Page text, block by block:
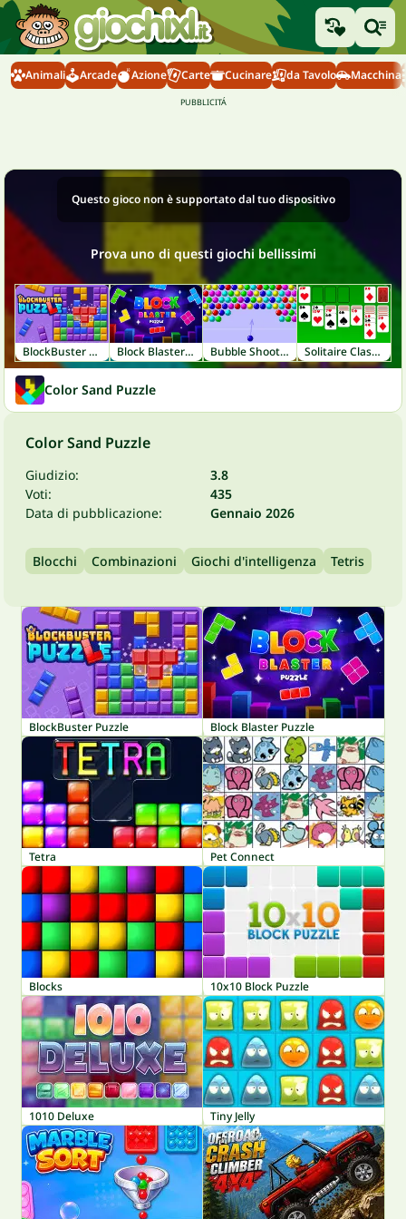
Animali Arcade Azione Carte Cucinare da Tavolo Macchina
Questo gioco non è supportato dal tuo dispositivo
Prova uno di questi giochi bellissimi
BlockBuster Puzzle Block Blaster Puzzle Bubble Shooter Solitaire Classic
Color Sand Puzzle
Color Sand Puzzle
Giudizio:
3.8
Voti:
435
Data di pubblicazione:
Gennaio 2026
Blocchi Combinazioni Giochi d'intelligenza Tetris
BlockBuster Puzzle Block Blaster Puzzle
Tetra Pet Connect
Blocks 10x10 Block Puzzle
1010 Deluxe Tiny Jelly